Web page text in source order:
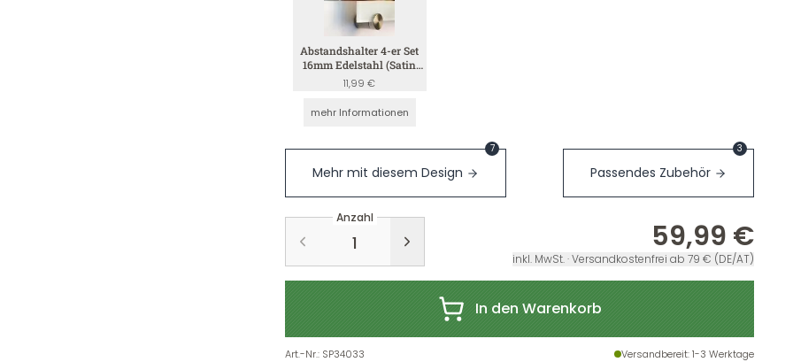
Abstandshalter 4-er Set
16mm Edelstahl (Satin
4mm)
11,99 €
mehr Informationen
Mehr mit diesem Design
7
Passendes Zubehör
3
Anzahl
59,99 €
inkl. MwSt. · Versandkostenfrei ab 79 € (DE/AT)
In den Warenkorb
Art.-Nr.: SP34033 Versandbereit: 1-3 Werktage